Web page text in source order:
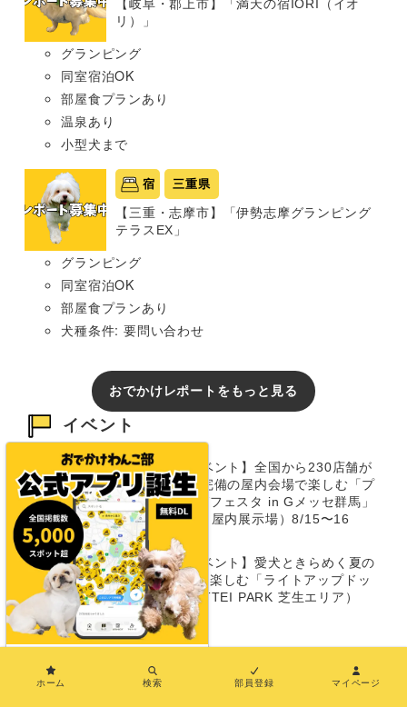
【岐阜・郡上市】「満天の宿IORI（イオ
リ）」
グランピング
同室宿泊OK
部屋食プランあり
温泉あり
小型犬まで
宿 三重県
【三重・志摩市】「伊勢志摩グランピング
テラスEX」
グランピング
同室宿泊OK
部屋食プランあり
犬種条件: 要問い合わせ
おでかけレポートをもっと見る
イベント
【群馬/犬のイベント】全国から230店舗が
大集結！ 冷房完備の屋内会場で楽しむ「プ
レミアムドッグフェスタ in Gメッセ群馬」
（Gメッセ群馬 屋内展示場）8/15〜16
【兵庫/犬のイベント】愛犬ときらめく夏の
ナイトタイムを楽しむ「ライトアップドッ
グラン」（TOTTEI PARK 芝生エリア）
8/14〜8/16
型イベントが満載！ 国内最大級ペットイベ
ント「Pet博 2026 福岡」（みずほPayPay
ホーム 検索 部員登録 マイページ